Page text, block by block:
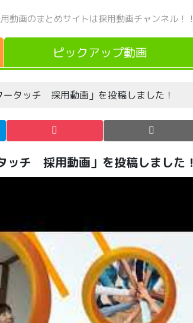
動画のまとめサイトは採用動画チャンネル！！
ピックアップ動画
ータッチ 採用動画」を投稿しました！
ッチ 採用動画」を投稿しました！